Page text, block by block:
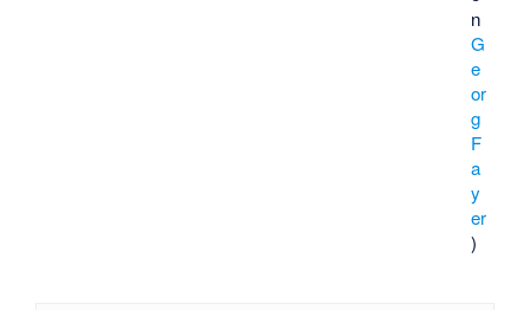
n
G
e
or
g
F
a
y
er
)